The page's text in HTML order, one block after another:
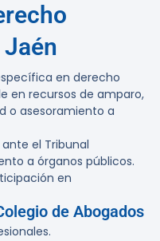
en derecho
en recursos de amparo,
o asesoramiento a
el Tribunal
a órganos públicos.
en
de Abogados